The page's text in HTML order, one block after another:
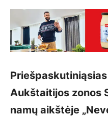
Aukštaitijos zonos
namų aikštėje